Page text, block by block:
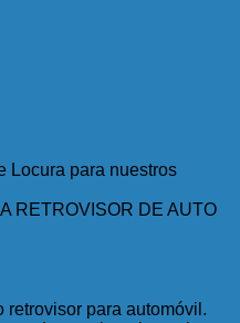
Locura para nuestros
RETROVISOR DE AUTO
retrovisor para automóvil.